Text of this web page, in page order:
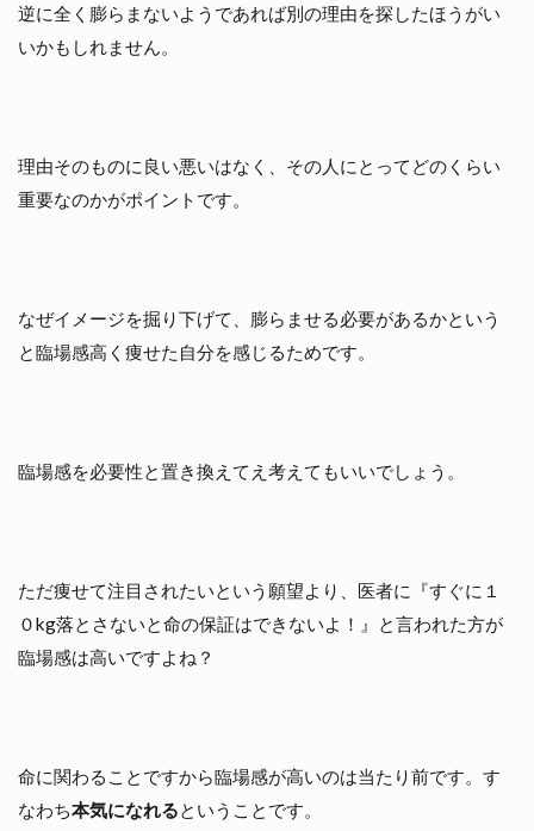
逆に全く膨らまないようであれば別の理由を探したほうがい
いかもしれません。
理由そのものに良い悪いはなく、その人にとってどのくらい
重要なのかがポイントです。
なぜイメージを掘り下げて、膨らませる必要があるかという
と臨場感高く痩せた自分を感じるためです。
臨場感を必要性と置き換えてえ考えてもいいでしょう。
ただ痩せて注目されたいという願望より、医者に『すぐに１
０kg落とさないと命の保証はできないよ！』と言われた方が
臨場感は高いですよね？
命に関わることですから臨場感が高いのは当たり前です。す
なわち本気になれる ということです。